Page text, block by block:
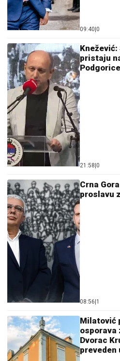
09:40|0
Knežević:
pristaju
Podgorice
21:58|0
Crna
proslavu
08:56|1
Milatović
osporava
Dvorac
preveden